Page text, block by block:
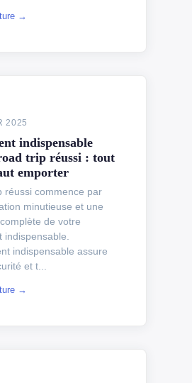
→
2025
indispensable
trip réussi : tout
emporter
réussi commence par
minutieuse et une
de votre
indispensable.
indispensable assure
et t...
→